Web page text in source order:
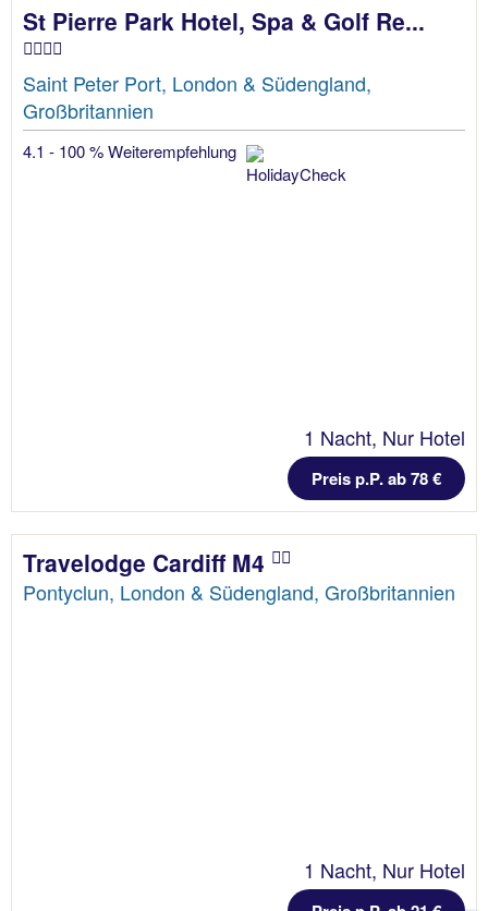
St Pierre Park Hotel, Spa & Golf Re...
Saint Peter Port, London & Südengland,
Großbritannien
4.1 - 100 % Weiterempfehlung
1 Nacht, Nur Hotel
Preis p.P. ab 78 €
Travelodge Cardiff M4
Pontyclun, London & Südengland, Großbritannien
1 Nacht, Nur Hotel